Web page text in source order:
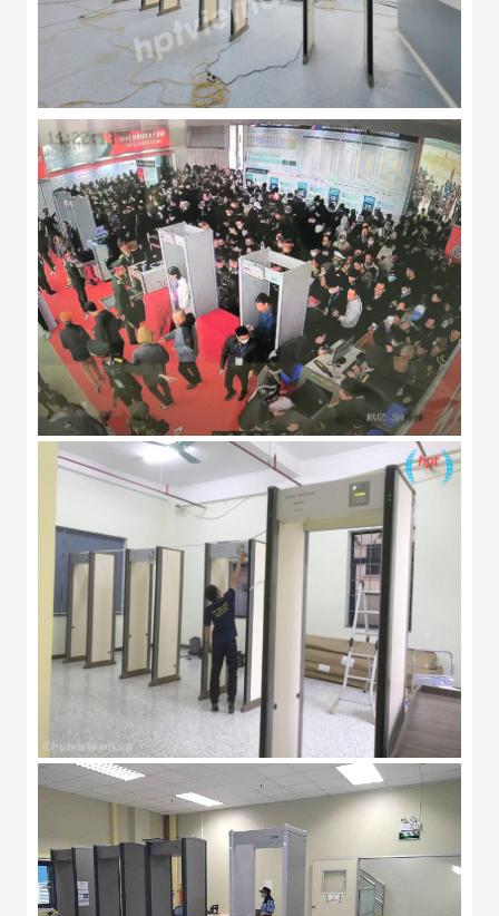
Đội
Dự Án Khối Nhà
Máy
Dự Án Kho
Logistics
Tin Tức
Tin Công Nghệ
Tin Khuyến Mãi
Tin Tuyển Dụng
Liên Hệ